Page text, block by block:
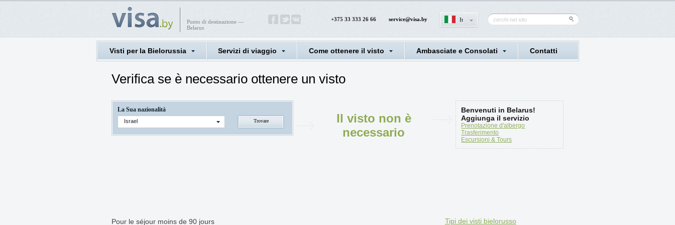
Punto di destinazione —
Belarus
+375 33 333 26 66 service@visa.by It
Visti per la Bielorussia Servizi di viaggio Come ottenere il visto Ambasciate e Consolati Contatti
Verifica se è necessario ottenere un visto
La Sua nazionalità
Israel
Il visto non è
necessario
Benvenuti in Belarus!
Aggiunga il servizio
Prenotazione d'albergo
Trasferimento
Escursioni & Tours
Pour le séjour moins de 90 jours
Tipi dei visti bielorusso